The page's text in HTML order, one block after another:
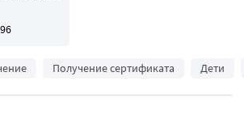
Получение сертификата Дети